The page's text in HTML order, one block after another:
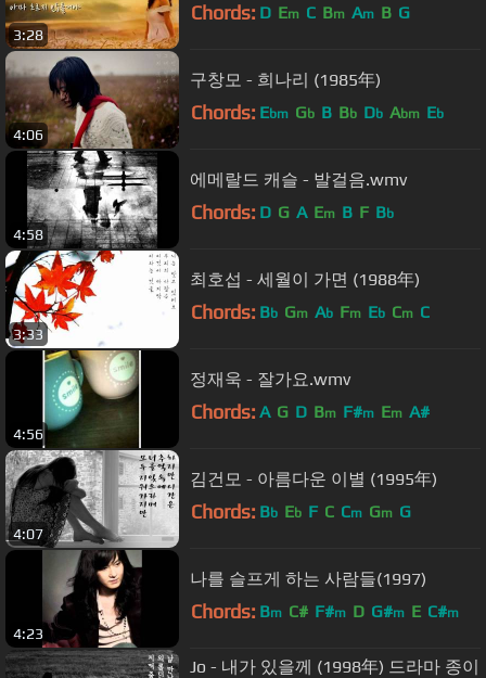
3:28
Chords: D Em C Bm Am B G
4:06
구창모 - 희나리 (1985年)
Chords: Ebm Gb B Bb Db Abm Eb
4:58
에메랄드 캐슬 - 발걸음.wmv
Chords: D G A Em B F Bb
3:33
최호섭 - 세월이 가면 (1988年)
Chords: Bb Gm Ab Fm Eb Cm C
4:56
정재욱 - 잘가요.wmv
Chords: A G D Bm F#m Em A#
4:07
김건모 - 아름다운 이별 (1995年)
Chords: Bb Eb F C Cm Gm G
4:23
나를 슬프게 하는 사람들(1997)
Chords: Bm C# F#m D G#m E C#m
Jo - 내가 있을께 (1998年) 드라마 종이